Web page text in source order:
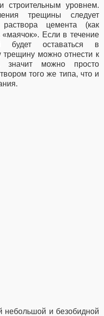
строительным уровнем.
трещины следует
цемента (как
«маячок». Если в течение
будет оставаться в
можно отнести к
значит можно просто
того же типа, что и
и безобидной